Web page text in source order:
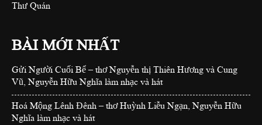
Thư Quán
BÀI MỚI NHẤT
Gửi Người Cuối Bể – thơ Nguyễn thị Thiên Hương và Cung
Vũ, Nguyễn Hữu Nghĩa làm nhạc và hát
Hoá Mộng Lênh Đênh – thơ Huỳnh Liễu Ngạn, Nguyễn Hữu
Nghĩa làm nhạc và hát